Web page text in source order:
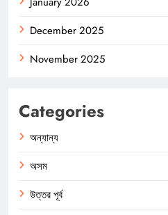
December 2025
November 2025
Categories
অন্যান্য
অসম
উত্তর পূর্ব